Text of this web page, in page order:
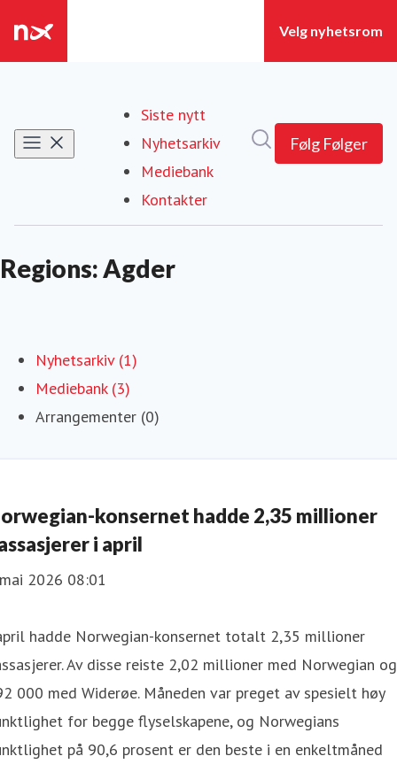
Siste nytt
Nyhetsarkiv
Mediebank
Kontakter
Følg Følger
Regions: Agder
Nyhetsarkiv (1)
Mediebank (3)
Arrangementer (0)
konsernet hadde 2,35 millioner
i april
2026 08:01
hadde Norwegian-konsernet totalt 2,35 millioner
Av disse reiste 2,02 millioner med Norwegian og
000 med Widerøe. Måneden var preget av spesielt høy
for begge flyselskapene, og Norwegians
på 90,6 prosent er den beste i en enkeltmåned